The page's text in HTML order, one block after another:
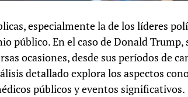
especialmente la de los líderes
público. En el caso de Donald
ocasiones, desde sus períodos de
detallado explora los aspectos
públicos y eventos significativos.